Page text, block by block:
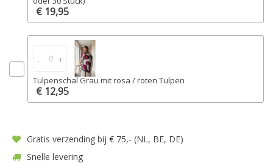
€ 19,95
- +
Tulpenschal Grau mit rosa / roten Tulpen
€ 12,95
Gratis verzending bij € 75,- (NL, BE, DE)
Snelle levering